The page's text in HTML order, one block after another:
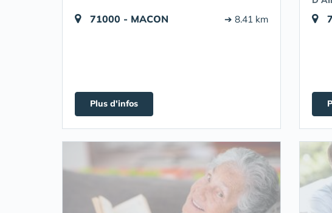
71000 - MACON ➔ 8.41 km
Plus d'infos